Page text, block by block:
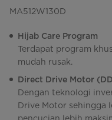
MA512W130D
Hijab Care Program
Terdapat program
mudah rusak.
Direct Drive Motor
Dengan teknologi
Drive Motor sehingga